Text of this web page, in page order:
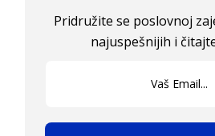
Pridružite se poslovnoj
najuspešnijih i